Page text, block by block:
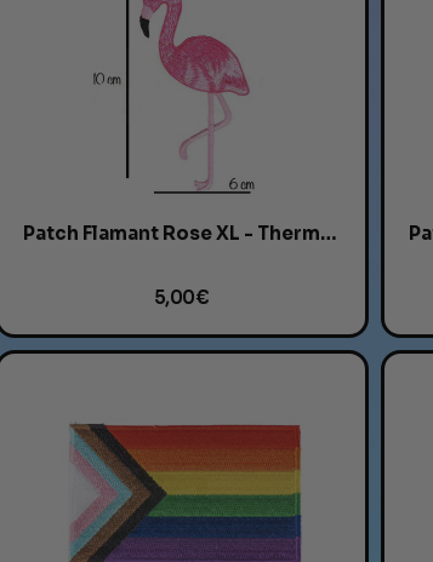
Patch Flamant Rose XL - Thermocollant Kitsch &...
5,00 €